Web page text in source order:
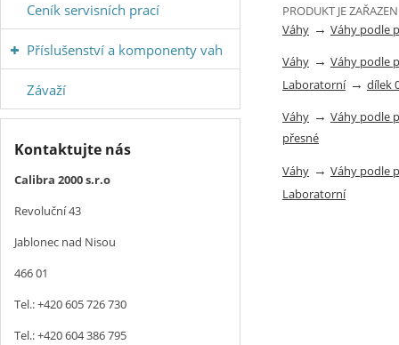
PRODUKT JE
Váhy → Váhy podle
Váhy → Váhy podle
Laboratorní → dílek
Váhy → Váhy podle
přesné
Váhy → Váhy podle
Laboratorní
Ceník servisních prací
Příslušenství a komponenty vah
Závaží
Kontaktujte nás
Calibra 2000 s.r.o
Revoluční 43
Jablonec nad Nisou
466 01
Tel.: +420 605 726 730
Tel.: +420 604 386 795